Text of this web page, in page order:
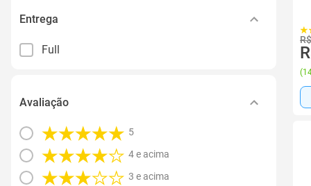
Entrega
Full
Avaliação
5
4 e acima
3 e acima
(